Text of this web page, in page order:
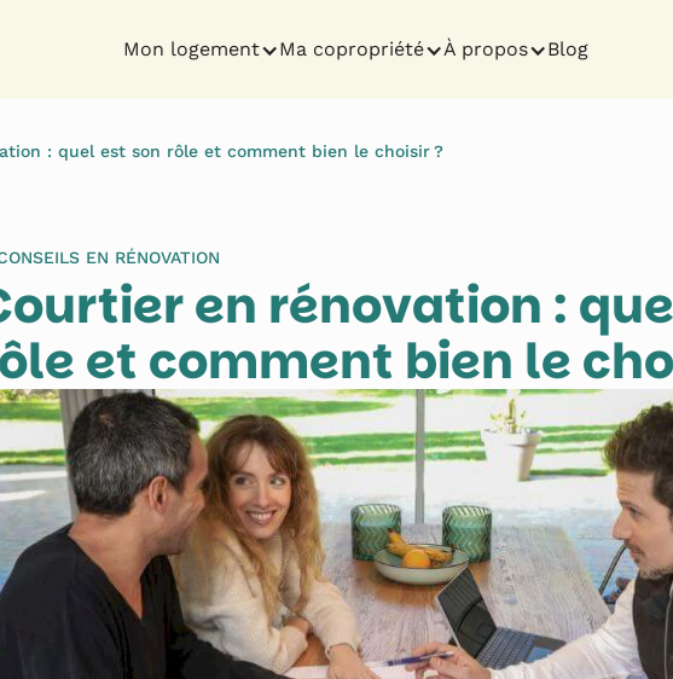
Mon logement Ma copropriété À propos Blog
: quel est son rôle et comment bien le choisir ?
EN RÉNOVATION
en rénovation :
et comment bien le